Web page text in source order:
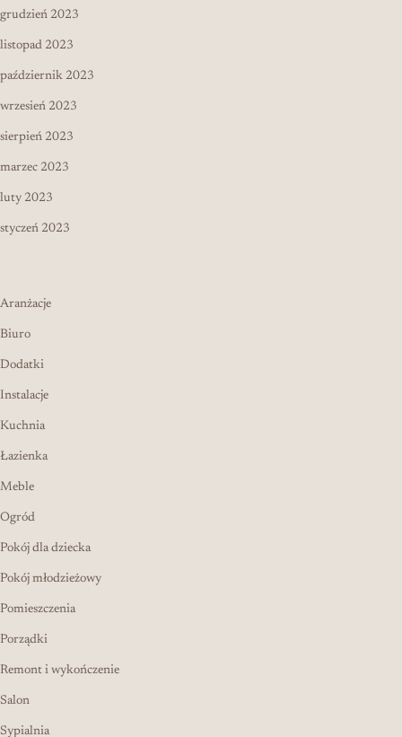
grudzień 2023
listopad 2023
październik 2023
wrzesień 2023
sierpień 2023
marzec 2023
luty 2023
styczeń 2023
Aranżacje
Biuro
Dodatki
Instalacje
Kuchnia
Łazienka
Meble
Ogród
Pokój dla dziecka
Pokój młodzieżowy
Pomieszczenia
Porządki
Remont i wykończenie
Salon
Sypialnia